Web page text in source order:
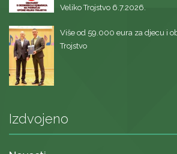
Veliko Trojstvo 6.7.2026.
Više od 59.000 eura za djecu i
Trojstvo
Izdvojeno